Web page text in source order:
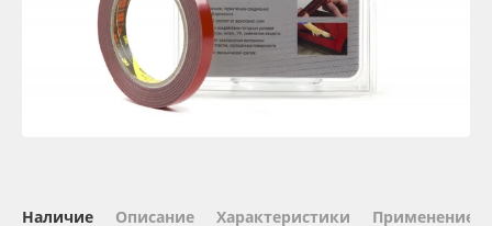
Oracal 641
Orajet 3640
Наличие Описание Характеристики Применение